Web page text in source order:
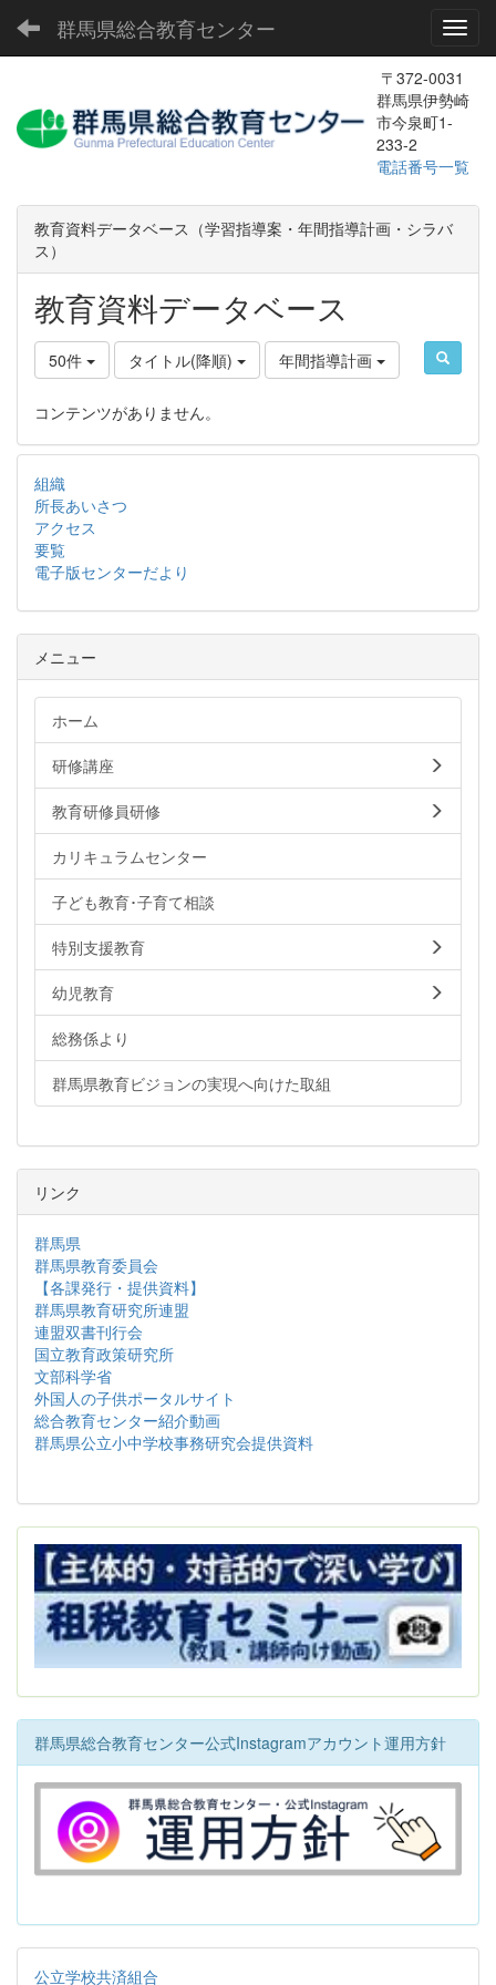
群馬県総合教育センター
〒372-0031
群馬県伊勢崎
市今泉町1-
233-2
電話番号一覧
教育資料データベース（学習指導案・年間指導計画・シラバ
ス）
教育資料データベース
50件 タイトル(降順) 年間指導計画
コンテンツがありません。
組織
所長あいさつ
アクセス
要覧
電子版センターだより
メニュー
ホーム
研修講座
教育研修員研修
カリキュラムセンター
子ども教育･子育て相談
特別支援教育
幼児教育
総務係より
群馬県教育ビジョンの実現へ向けた取組
リンク
群馬県
群馬県教育委員会
【各課発行・提供資料】
群馬県教育研究所連盟
連盟双書刊行会
国立教育政策研究所
文部科学省
外国人の子供ポータルサイト
総合教育センター紹介動画
群馬県公立小中学校事務研究会提供資料
群馬県総合教育センター公式Instagramアカウント運用方針
公立学校共済組合